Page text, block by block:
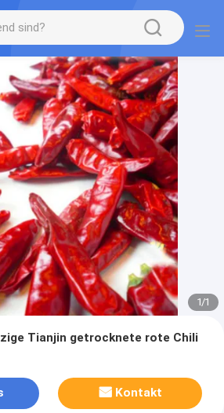
1/1
Tianjin getrocknete rote Chili
Kontakt